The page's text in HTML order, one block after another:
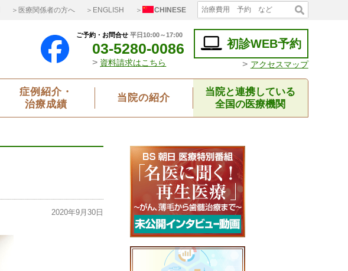
＞医療関係者の方へ ＞ENGLISH ＞ CHINESE
ご予約・お問合せ 平日10:00～17:00
03-5280-0086
> 資料請求はこちら
初診WEB予約
> アクセスマップ
症例紹介・
治療成績
当院の紹介
当院と連携している
全国の医療機関
2020年9月30日